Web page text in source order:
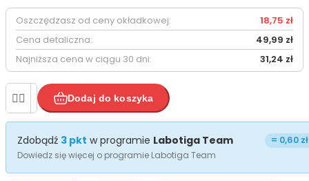
Oszczędzasz od ceny okładkowej:
18,75 zł
Cena detaliczna:
49,99 zł
Najniższa cena w ciągu 30 dni:
31,24 zł
 

Dodaj do koszyka
Zdobądź 3 pkt w programie Labotiga Team = 0,60 zł
Dowiedz się więcej o programie Labotiga Team